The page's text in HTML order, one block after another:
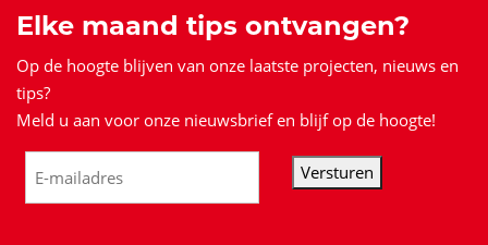
Elke maand tips ontvangen?
Op de hoogte blijven van onze laatste projecten, nieuws en
tips?
Meld u aan voor onze nieuwsbrief en blijf op de hoogte!
Versturen